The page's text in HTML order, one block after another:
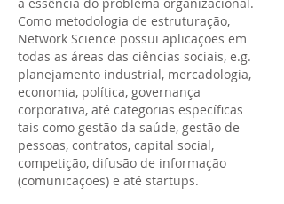
Como metodologia de estruturação,
Network Science possui aplicações em
todas as áreas das ciências sociais, e.g.
planejamento industrial, mercadologia,
economia, política, governança
corporativa, até categorias específicas
tais como gestão da saúde, gestão de
pessoas, contratos, capital social,
competição, difusão de informação
(comunicações) e até startups.